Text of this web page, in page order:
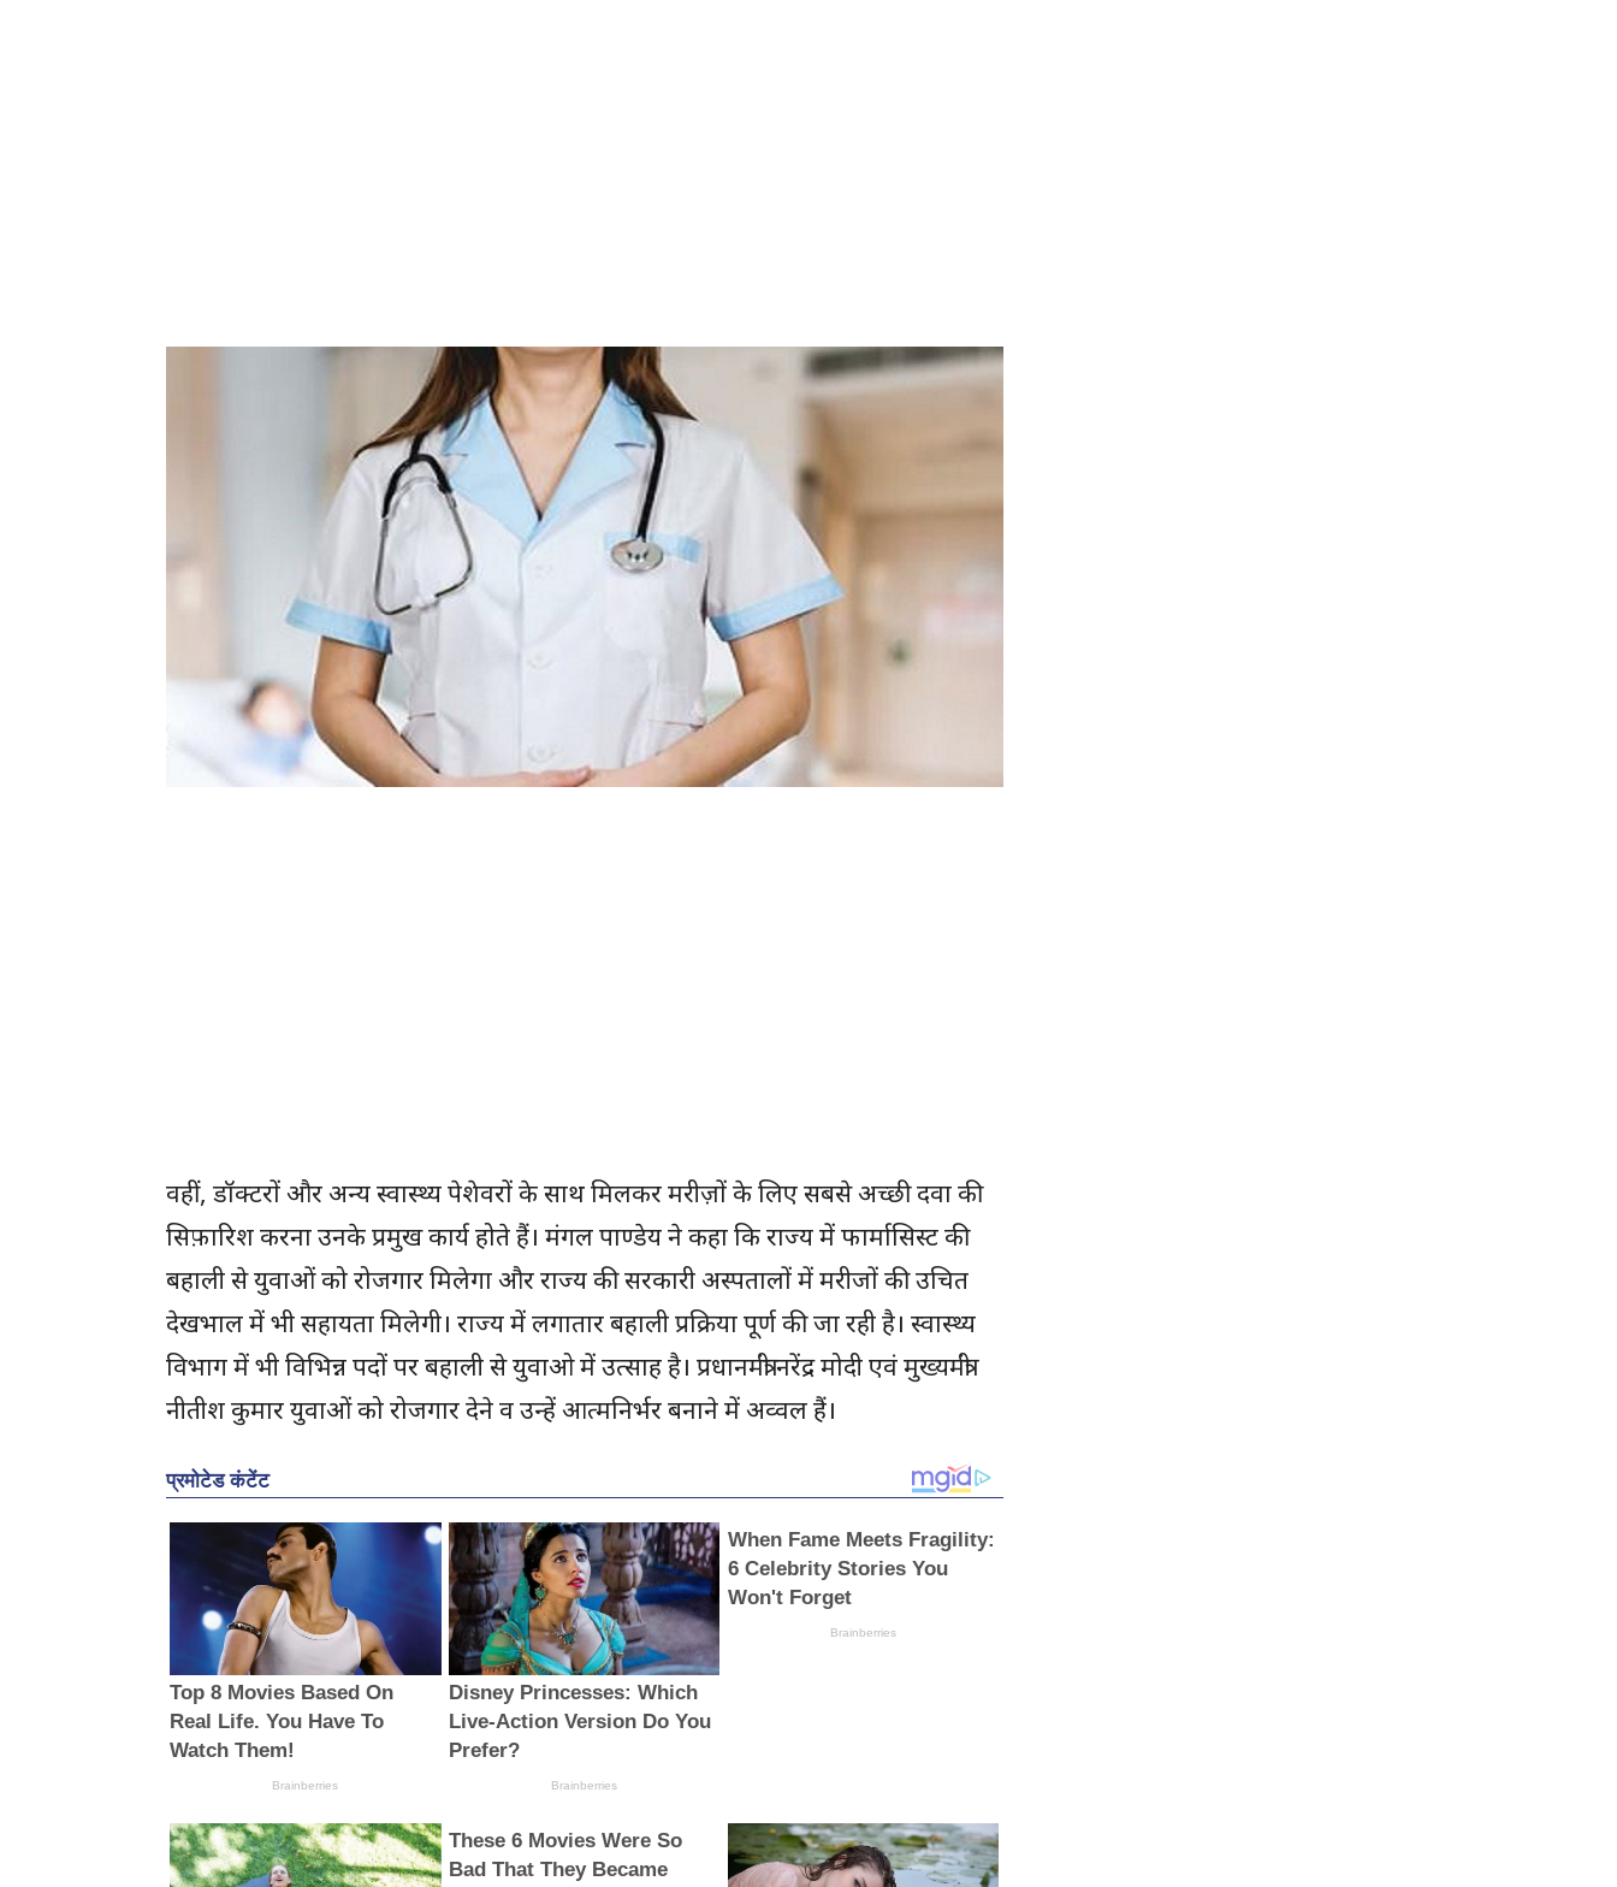
वहीं, डॉक्टरों और अन्य स्वास्थ्य पेशेवरों के साथ मिलकर मरीज़ों के लिए सबसे अच्छी दवा की
सिफ़ारिश करना उनके प्रमुख कार्य होते हैं। मंगल पाण्डेय ने कहा कि राज्य में फार्मासिस्ट की
बहाली से युवाओं को रोजगार मिलेगा और राज्य की सरकारी अस्पतालों में मरीजों की उचित
देखभाल में भी सहायता मिलेगी। राज्य में लगातार बहाली प्रक्रिया पूर्ण की जा रही है। स्वास्थ्य
विभाग में भी विभिन्न पदों पर बहाली से युवाओ में उत्साह है। प्रधानमंत्री नरेंद्र मोदी एवं मुख्यमंत्री
नीतीश कुमार युवाओं को रोजगार देने व उन्हें आत्मनिर्भर बनाने में अव्वल हैं।